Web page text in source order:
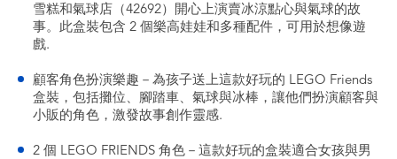
雪糕和氣球店（42692）開心上演賣冰涼點心與氣球的故
事。此盒裝包含 2 個樂高娃娃和多種配件，可用於想像遊
戲.
顧客角色扮演樂趣－為孩子送上這款好玩的 LEGO Friends
盒裝，包括攤位、腳踏車、氣球與冰棒，讓他們扮演顧客與
小販的角色，激發故事創作靈感.
2 個 LEGO FRIENDS 角色－這款好玩的盒裝適合女孩與男